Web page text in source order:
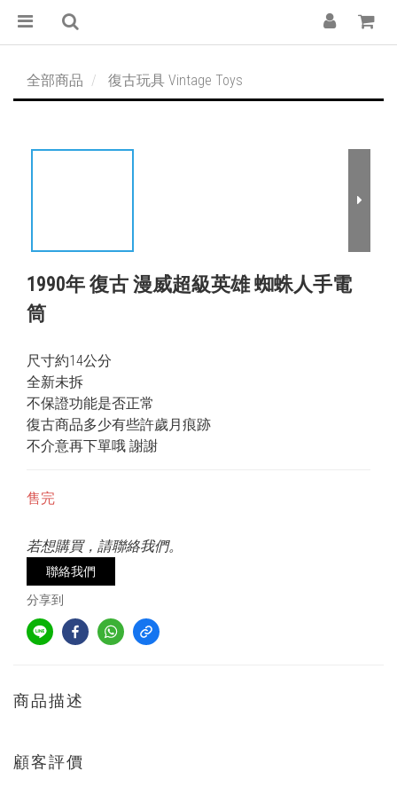
全部商品 復古玩具 Vintage Toys
1990年 復古 漫威超級英雄 蜘蛛人手電
筒
尺寸約14公分
全新未拆
不保證功能是否正常
復古商品多少有些許歲月痕跡
不介意再下單哦 謝謝
售完
若想購買，請聯絡我們。
聯絡我們
分享到
商品描述
顧客評價